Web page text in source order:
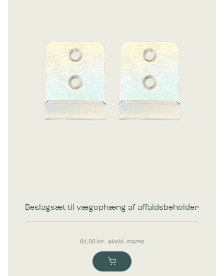
Beslagsæt til vægophæng af affaldsbeholder
81,00 kr. ekskl. moms